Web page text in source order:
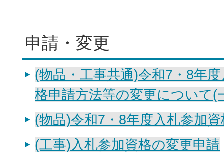
申請・変更
(物品・工事共通)令和7・8年
格申請方法等の変更について(
(物品)令和7・8年度入札参加
(工事)入札参加資格の変更申請